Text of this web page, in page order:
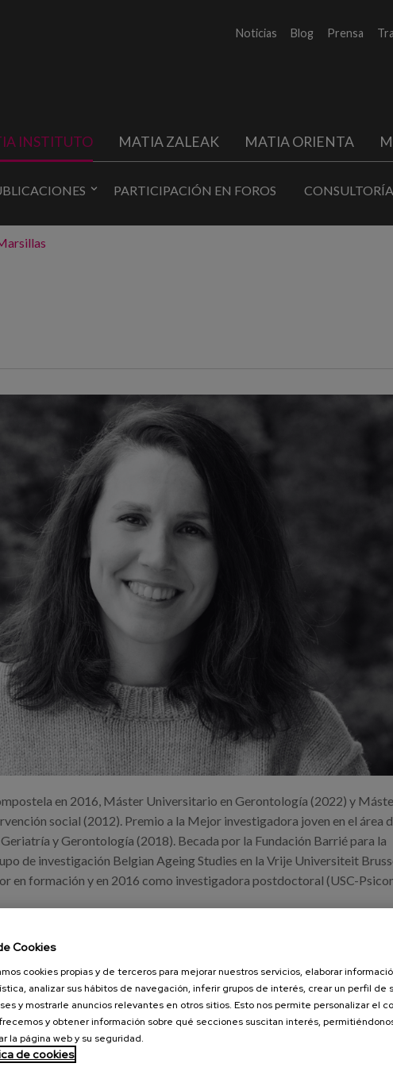
Noticias Blog Prensa
INSTITUTO MATIA ZALEAK MATIA ORIENTA
PARTICIPACIÓN EN FOROS CONSULTORÍA
en 2016, Máster Universitario en Gerontología (2022) y
social (2012). Premio a la Mejor investigadora joven en el área
y Gerontología (2018). Becada por la Fundación Barrié para la
de investigación Belgian Ageing Studies en la Vrije Universiteit
en formación y en 2016 como investigadora postdoctoral (USC-
de medición validada del envejecimiento activo desde un punto
Durante este período ha desarrollado y participado en
de las nuevas tecnologías por las personas mayores, entre otros.
como el Design Thinking.
Instituto donde desarrolla y participa en proyectos nacionales e
el envejecimiento activo y significativo combinando
Cookies
cookies propias y de terceros para mejorar nuestros servicios, elaborar
analizar sus hábitos de navegación, inferir grupos de interés, crear un perfil de
y mostrarle anuncios relevantes en otros sitios. Esto nos permite personalizar el
y obtener información sobre qué secciones suscitan interés,
la página web y su seguridad.
de cookies